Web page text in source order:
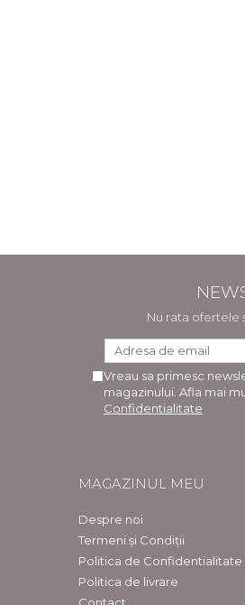
Nu rata ofertele
Vreau sa primesc
magazinului. Afla mai
Confidentialitate
MAGAZINUL MEU
Despre noi
Termeni și Condiții
Politica de Confidentialitate
Politica de livrare
Contact